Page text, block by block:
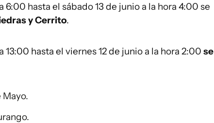
6:00 hasta el sábado 13 de junio a la hora 4:00 se
y Cerrito.
13:00 hasta el viernes 12 de junio a la hora 2:00 se